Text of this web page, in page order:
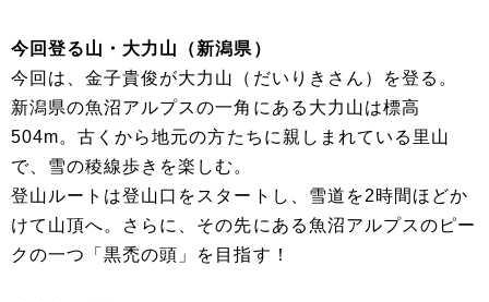
今回登る山・大力山（新潟県）
今回は、金子貴俊が大力山（だいりきさん）を登る。
新潟県の魚沼アルプスの一角にある大力山は標高
504m。古くから地元の方たちに親しまれている里山
で、雪の稜線歩きを楽しむ。
登山ルートは登山口をスタートし、雪道を2時間ほどか
けて山頂へ。さらに、その先にある魚沼アルプスのピー
クの一つ「黒禿の頭」を目指す！